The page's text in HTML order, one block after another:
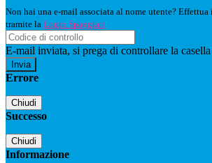
Non hai una e-mail associata al nome utente? Effettua
tramite la Login Spaggiari
E-mail inviata, si prega di controllare la
Errore
Chiudi
Successo
Chiudi
Informazione